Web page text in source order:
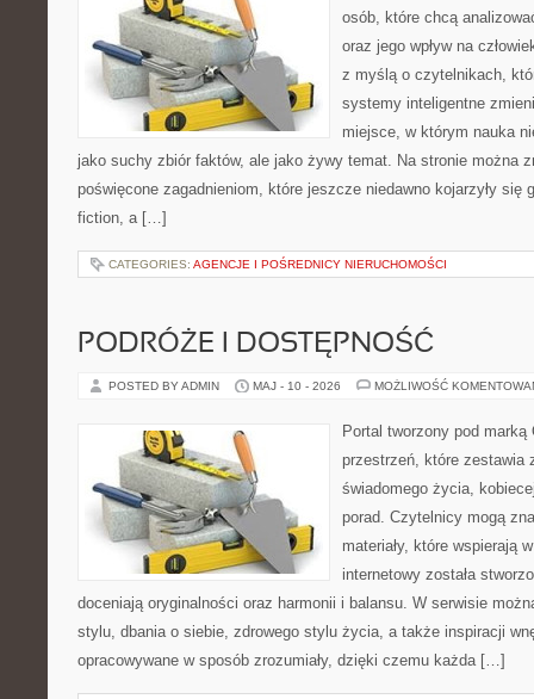
osób, które chcą
oraz jego wpływ na
z myślą o czytelnikach,
systemy inteligentne
miejsce, w którym nauka
jako suchy zbiór faktów, ale jako żywy temat. Na stronie można
poświęcone zagadnieniom, które jeszcze niedawno kojarzyły się
fiction, a […]
CATEGORIES: AGENCJE I POŚREDNICY NIERUCHOMOŚCI
PODRÓŻE I DOSTĘPNOŚĆ
POSTED BY ADMIN MAJ - 10 - 2026 MOŻLIWOŚĆ
Portal tworzony pod
przestrzeń, które zestawia
świadomego życia,
porad. Czytelnicy mogą
materiały, które wspierają
internetowy została
doceniają oryginalności oraz harmonii i balansu. W serwisie
stylu, dbania o siebie, zdrowego stylu życia, a także inspiracji
opracowywane w sposób zrozumiały, dzięki czemu każda […]